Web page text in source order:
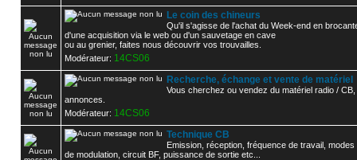
Le coin des chineurs
Qu'il s'agisse de l'achat du Week-end en
d'une acquisition via le web ou d'un sauvetage en cave
ou au grenier, faites nous découvrir vos trouvailles.
Modérateur: 14CS06
Recherche, échange et vente de matériel
Vous cherchez ou vendez du matériel radio /
annonces.
Modérateur: 14CS06
Technique CB
Emission, réception, fréquence de travail, modes
de modulation, circuit BF, puissance de sortie etc...